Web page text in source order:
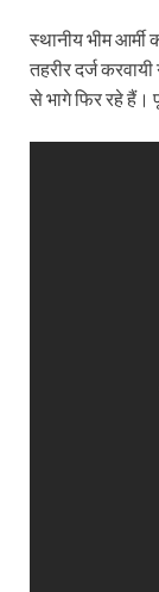
स्‍थानीय भीम आर्मी
तहरीर दर्ज
से भागे फिर रहे हैं।